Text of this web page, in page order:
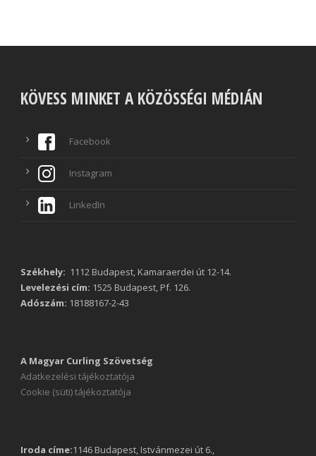
KÖVESS MINKET A KÖZÖSSÉGI MÉDIÁN
Facebook
Instagram
LinkedIn
Székhely: 1112 Budapest, Kamaraerdei út 12-14.
Levelezési cím: 1525 Budapest, Pf. 126.
Adószám: 18188167-2-43
A Magyar Curling Szövetség
Adatkezelési tájékoztatója
Cookie (süti) tájékoztatója
Iroda címe:1146 Budapest, Istvánmezei út 6.,